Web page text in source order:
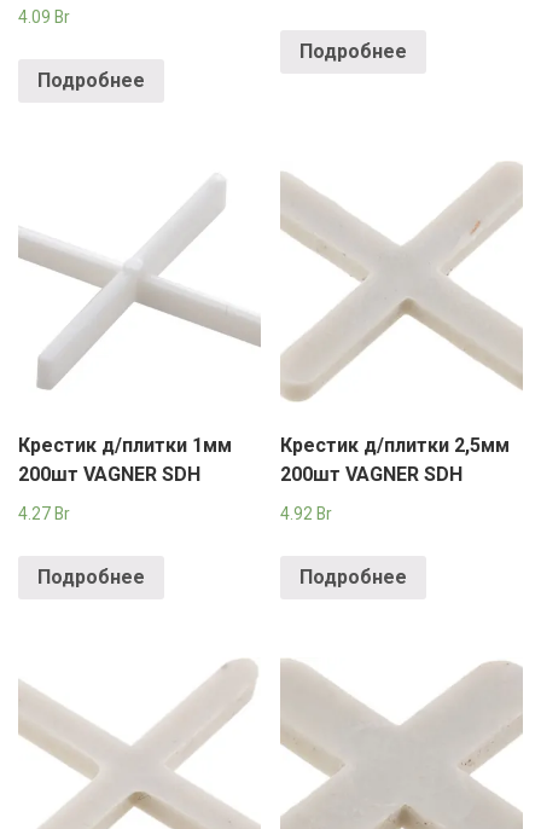
4.09 Br
Подробнее
Подробнее
Крестик д/плитки 1мм
200шт VAGNER SDH
4.27 Br
Подробнее
Крестик д/плитки 2,5мм
200шт VAGNER SDH
4.92 Br
Подробнее